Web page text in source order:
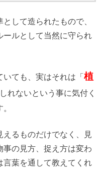
して造られたもので、
ルとして当然に守られ
いても、実はそれは「植
れないという事に気付く
るものだけでなく、見
事の見方、捉え方は変わ
言葉を通して教えてくれ